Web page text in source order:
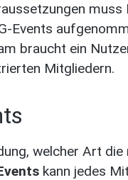
muss
Events
braucht ein
Mitgliedern.
welcher Art die
kann jedes